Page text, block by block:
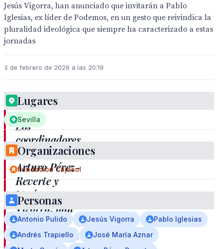
Jesús Vigorra, han anunciado que invitarán a Pablo
Iglesias, ex líder de Podemos, en un gesto que reivindica la
pluralidad ideológica que siempre ha caracterizado a estas
jornadas
3 de febrero de 2026 a las 20:19
Los
coordinadores
del programa,
Arturo Pérez-
Reverte y
Jesús
Vigorra, han
anunciado
que invitarán
Lugares
Sevilla
Organizaciones
Fundación Cajasol
Personas
Antonio Pulido Jesús Vigorra
Pablo Iglesias
Andrés Trapiello
José María Aznar